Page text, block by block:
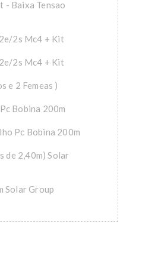
- Baixa Tensao
2s Mc4 + Kit
2s Mc4 + Kit
e 2 Femeas )
Bobina 200m
Pc Bobina 200m
de 2,40m) Solar
Solar Group